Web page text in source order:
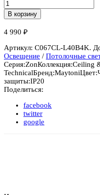
В корзину
4 990 ₽
Артикул: C067CL-L40B4K.
Освещение / Потолочные
Серия:ZonКоллекция:Ceiling
TechnicalБренд:MaytoniЦвет:
защиты:IP20
Поделиться:
facebook
twitter
google